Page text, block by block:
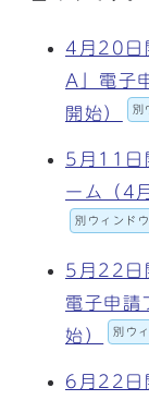
4月20日
A」電子
開始）
別
5月11日
ーム（4
別ウィンド
5月22日
電子申請
始）
別ウ
6月22日